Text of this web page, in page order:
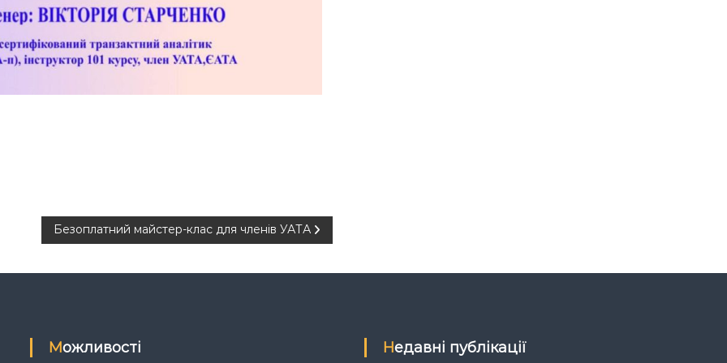
Безоплатний майстер-клас для членів УАТА
Можливості Недавні публікації